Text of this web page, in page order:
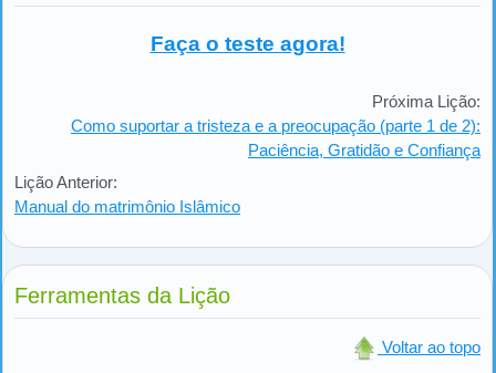
Faça o teste agora!
Lição Anterior:
Manual do matrimônio Islâmico
Próxima Lição:
Como suportar a tristeza e a preocupação (parte 1 de 2):
Paciência, Gratidão e Confiança
Ferramentas da Lição
Voltar ao topo